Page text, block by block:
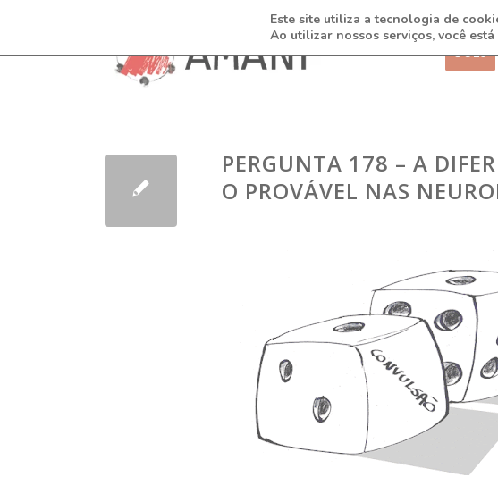
3 8 26
PERGUNTA 178 – A
O PROVÁVEL NAS
Este site utiliza a tecnologia de
Ao utilizar nossos serviços, você